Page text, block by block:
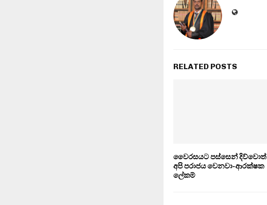
RELATED POSTS
වෛරසයට පස්සෙන් දිව්වොත්
අපි පරාජය වෙනවා-ආරක්ෂක
ලේකම්